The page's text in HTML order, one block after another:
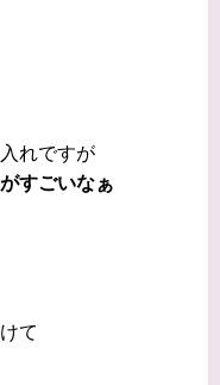
れですが
すごいなぁ
て